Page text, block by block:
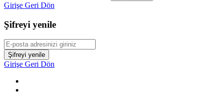
Girişe Geri Dön
Şifreyi yenile
Şifreyi yenile
Girişe Geri Dön